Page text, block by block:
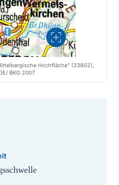
Vergrößern
Hochfläche" (33802),
BKG 2007